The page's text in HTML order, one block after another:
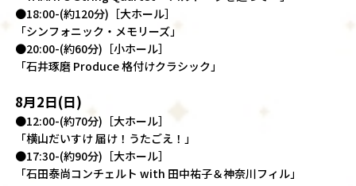
●18:00-(約120分)［大ホール］
「シンフォニック・メモリーズ」
●20:00-(約60分)［小ホール］
「石井琢磨 Produce 格付けクラシック」
8月2日(日)
●12:00-(約70分)［大ホール］
「横山だいすけ 届け！うたごえ！」
●17:30-(約90分)［大ホール］
「石田泰尚コンチェルト with 田中祐子＆神奈川フィル」